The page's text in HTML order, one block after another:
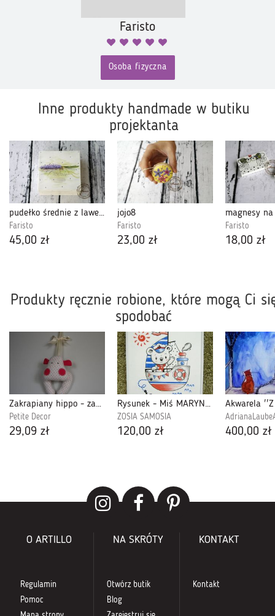
Faristo
Osoba fizyczna
Inne produkty handmade w butiku
projektanta
pudełko średnie z lawendowym motywem
Faristo
45,00 zł
jojo8
Faristo
23,00 zł
Faristo
18,00 zł
Produkty ręcznie robione, które mogą Ci
spodobać
Zakrapiany hippo - zawieszka
Petite Decor
29,09 zł
Rysunek - Miś MARYNARZ
ZOSIA SAMOSIA
120,00 zł 400,00 zł
O ARTILLO
Regulamin
Pomoc
NA SKRÓTY
Otwórz butik
Blog
KONTAKT
Kontakt